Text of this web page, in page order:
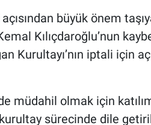
büyük önem
Kılıçdaroğlu’nun
Kurultayı’nın iptali için
müdahil olmak için
sürecinde dile